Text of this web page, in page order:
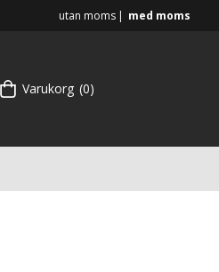
utan moms med moms
Varukorg 0